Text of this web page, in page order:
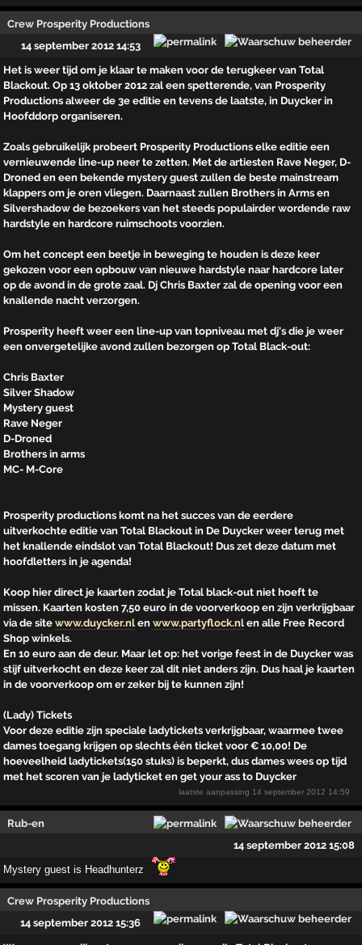
Crew Prosperity Productions
14 september 2012 14:53
Het is weer tijd om je klaar te maken voor de terugkeer van Total
Blackout. Op 13 oktober 2012 zal een spetterende, van Prosperity
Productions alweer de 3e editie en tevens de laatste, in Duycker in
Hoofddorp organiseren.
Zoals gebruikelijk probeert Prosperity Productions elke editie een
vernieuwende line-up neer te zetten. Met de artiesten Rave Neger, D-
Droned en een bekende mystery guest zullen de beste mainstream
klappers om je oren vliegen. Daarnaast zullen Brothers in Arms en
Silvershadow de bezoekers van het steeds populairder wordende raw
hardstyle en hardcore ruimschoots voorzien.
Om het concept een beetje in beweging te houden is deze keer
gekozen voor een opbouw van nieuwe hardstyle naar hardcore later
op de avond in de grote zaal. Dj Chris Baxter zal de opening voor een
knallende nacht verzorgen.
Prosperity heeft weer een line-up van topniveau met dj's die je weer
een onvergetelijke avond zullen bezorgen op Total Black-out:
Chris Baxter
Silver Shadow
Mystery guest
Rave Neger
D-Droned
Brothers in arms
MC- M-Core
Prosperity productions komt na het succes van de eerdere
uitverkochte editie van Total Blackout in De Duycker weer terug met
het knallende eindslot van Total Blackout! Dus zet deze datum met
hoofdletters in je agenda!
Koop hier direct je kaarten zodat je Total black-out niet hoeft te
missen. Kaarten kosten 7,50 euro in de voorverkoop en zijn verkrijgbaar
via de site www.duycker.nlen www.partyflock.nlen alle Free Record
Shop winkels.
En 10 euro aan de deur. Maar let op: het vorige feest in de Duycker was
stijf uitverkocht en deze keer zal dit niet anders zijn. Dus haal je kaarten
in de voorverkoop om er zeker bij te kunnen zijn!
(Lady) Tickets
Voor deze editie zijn speciale ladytickets verkrijgbaar, waarmee twee
dames toegang krijgen op slechts één ticket voor € 10,00! De
hoeveelheid ladytickets(150 stuks) is beperkt, dus dames wees op tijd
met het scoren van je ladyticket en get your ass to Duycker
laatste aanpassing 14 september 2012 14:59
Rub-en
14 september 2012 15:08
Mystery guest is Headhunterz
Crew Prosperity Productions
14 september 2012 15:36